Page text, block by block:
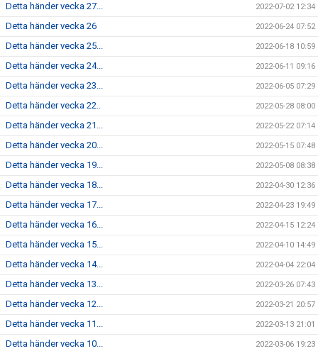
Detta händer vecka 27... 2022-07-02 12:34
Detta händer vecka 26 2022-06-24 07:52
Detta händer vecka 25... 2022-06-18 10:59
Detta händer vecka 24... 2022-06-11 09:16
Detta händer vecka 23... 2022-06-05 07:29
Detta händer vecka 22.. 2022-05-28 08:00
Detta händer vecka 21... 2022-05-22 07:14
Detta händer vecka 20... 2022-05-15 07:48
Detta händer vecka 19... 2022-05-08 08:38
Detta händer vecka 18... 2022-04-30 12:36
Detta händer vecka 17... 2022-04-23 19:49
Detta händer vecka 16... 2022-04-15 12:24
Detta händer vecka 15... 2022-04-10 14:49
Detta händer vecka 14... 2022-04-04 22:04
Detta händer vecka 13... 2022-03-26 07:43
Detta händer vecka 12... 2022-03-21 20:57
Detta händer vecka 11... 2022-03-13 21:01
Detta händer vecka 10... 2022-03-06 19:23